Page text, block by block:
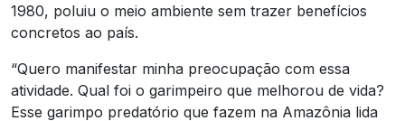
1980, poluiu o meio ambiente sem trazer benefícios
concretos ao país.
“Quero manifestar minha preocupação com essa
atividade. Qual foi o garimpeiro que melhorou de vida?
Esse garimpo predatório que fazem na Amazônia lida